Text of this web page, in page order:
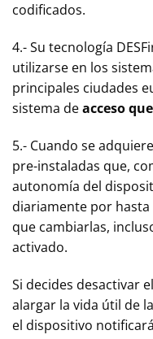
codificados.
4.- Su tecnología
utilizarse en los
principales ciudades
sistema deacceso
5.- Cuando se
pre-instaladas que,
autonomía del
diariamente por
que cambiarlas,
activado.
Si decides desactivar
alargar la vida útil de
el dispositivo